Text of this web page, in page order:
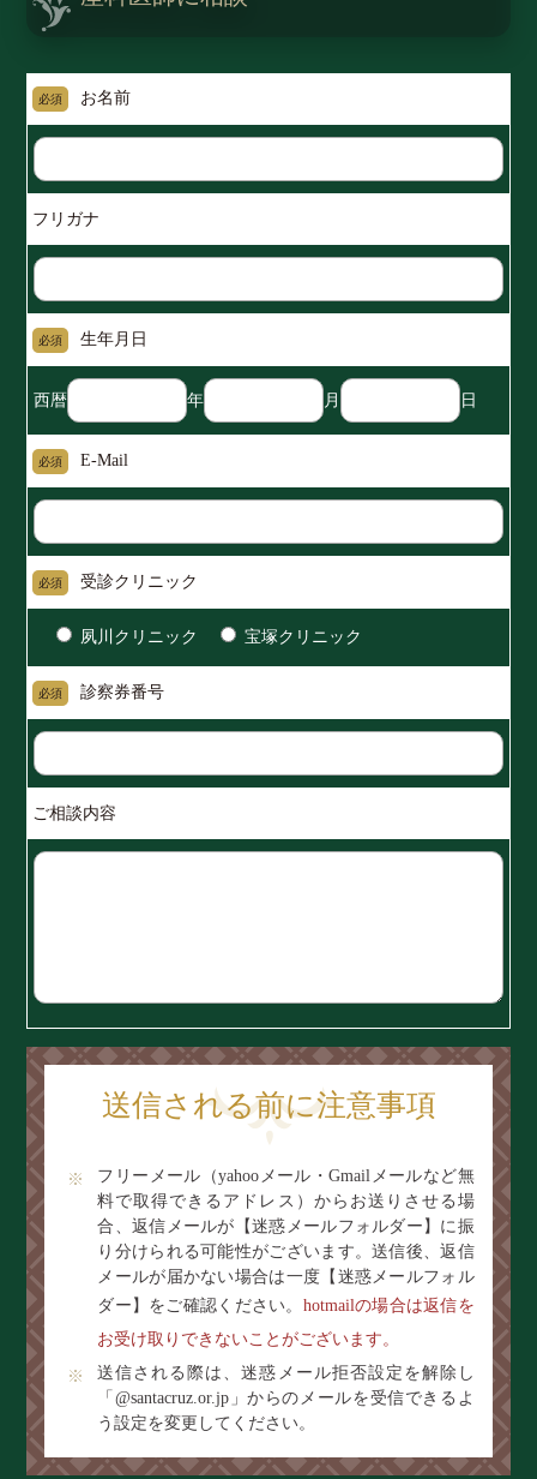
必須 お名前
フリガナ
必須 生年月日
西暦 年 月 日
必須 E-Mail
必須 受診クリニック
夙川クリニック 宝塚クリニック
必須 診察券番号
ご相談内容
送信される前に注意事項
フリーメール（yahooメール・Gmailメールなど無
料で取得できるアドレス）からお送りさせる場
合、返信メールが【迷惑メールフォルダー】に振
り分けられる可能性がございます。送信後、返信
メールが届かない場合は一度【迷惑メールフォル
ダー】をご確認ください。 hotmailの場合は返信を
お受け取りできないことがございます。
送信される際は、迷惑メール拒否設定を解除し
「@santacruz.or.jp」からのメールを受信できるよ
う設定を変更してください。